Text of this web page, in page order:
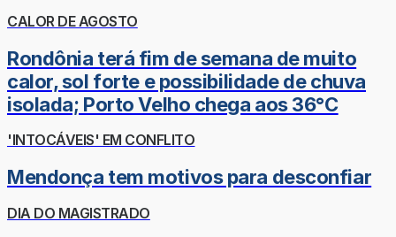
CALOR DE AGOSTO
Rondônia terá fim de semana de muito
calor, sol forte e possibilidade de chuva
isolada; Porto Velho chega aos 36°C
'INTOCÁVEIS' EM CONFLITO
Mendonça tem motivos para desconfiar
DIA DO MAGISTRADO